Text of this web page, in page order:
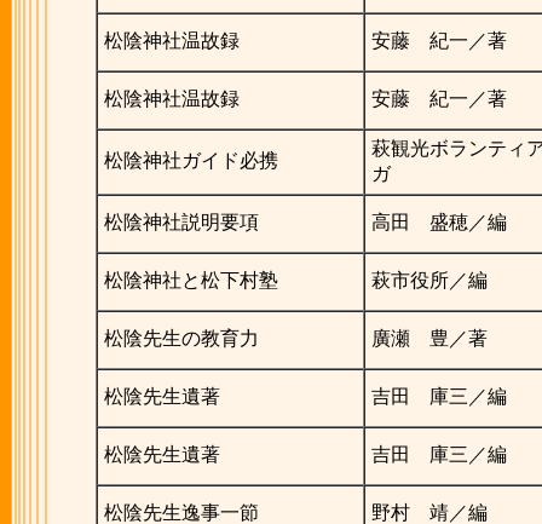
松陰神社温故録 安藤 紀一／著
松陰神社温故録 安藤 紀一／著
松陰神社ガイド必携
萩観光ボランティ
ガ
松陰神社説明要項 高田 盛穂／編
松陰神社と松下村塾 萩市役所／編
松陰先生の教育力 廣瀬 豊／著
松陰先生遺著 吉田 庫三／編
松陰先生遺著 吉田 庫三／編
松陰先生逸事一節 野村 靖／編